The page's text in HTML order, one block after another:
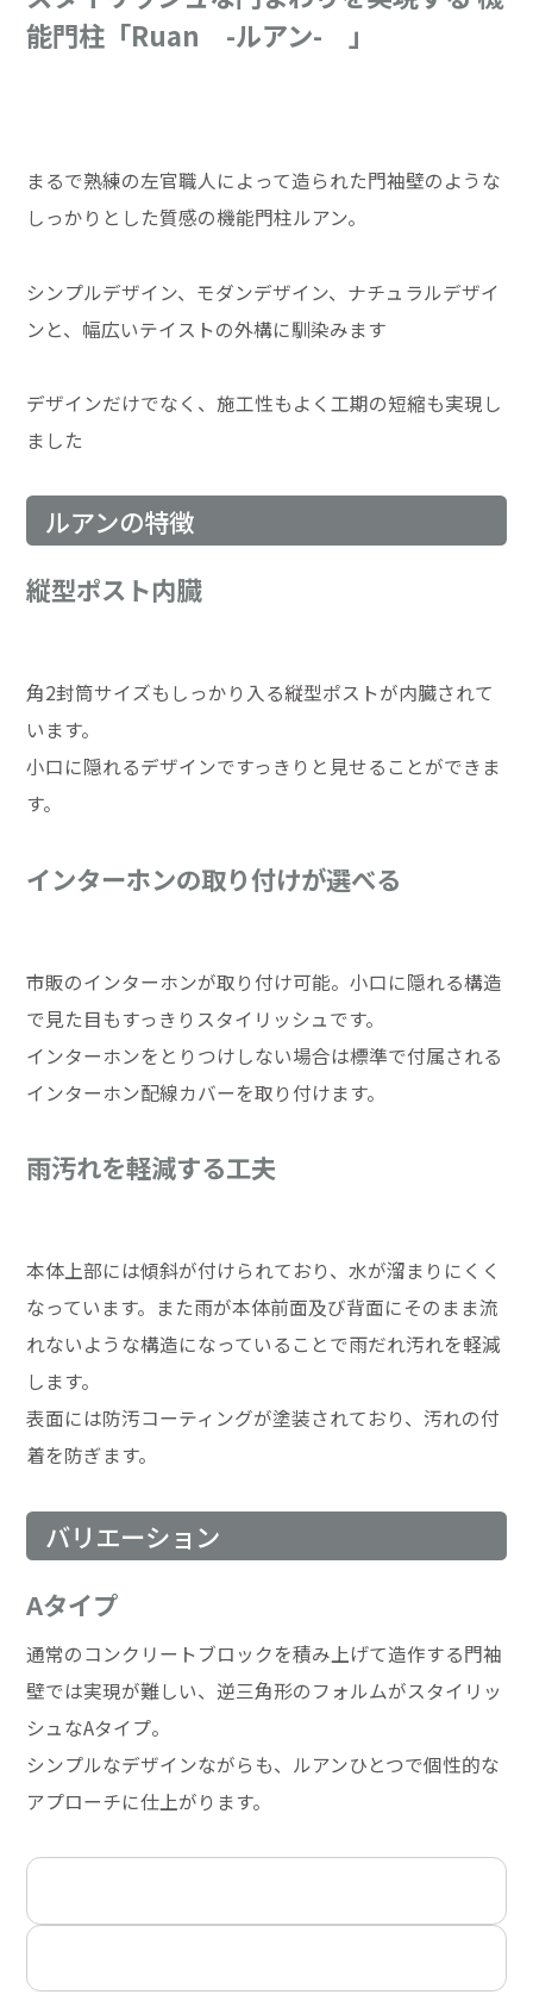
能門柱「Ruan -ルアン- 」
まるで熟練の左官職人によって造られた門袖壁のような
しっかりとした質感の機能門柱ルアン。
シンプルデザイン、モダンデザイン、ナチュラルデザイ
ンと、幅広いテイストの外構に馴染みます
デザインだけでなく、施工性もよく工期の短縮も実現し
ました
ルアンの特徴
縦型ポスト内臓
角2封筒サイズもしっかり入る縦型ポストが内臓されて
います。
小口に隠れるデザインですっきりと見せることができま
す。
インターホンの取り付けが選べる
市販のインターホンが取り付け可能。小口に隠れる構造
で見た目もすっきりスタイリッシュです。
インターホンをとりつけしない場合は標準で付属される
インターホン配線カバーを取り付けます。
雨汚れを軽減する工夫
本体上部には傾斜が付けられており、水が溜まりにくく
なっています。また雨が本体前面及び背面にそのまま流
れないような構造になっていることで雨だれ汚れを軽減
します。
表面には防汚コーティングが塗装されており、汚れの付
着を防ぎます。
バリエーション
Aタイプ
通常のコンクリートブロックを積み上げて造作する門袖
壁では実現が難しい、逆三角形のフォルムがスタイリッ
シュなAタイプ。
シンプルなデザインながらも、ルアンひとつで個性的な
アプローチに仕上がります。